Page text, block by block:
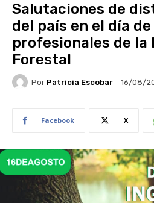
Salutaciones de
del país en el día de
profesionales de la
Forestal
Por Patricia Escobar 16/08/
Facebook X